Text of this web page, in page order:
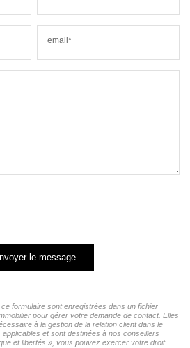
email*
le message
formulaire sont enregistrées dans un fichier
pour gérer votre demande de contact. Elles
à la gestion de la relation client dans le
et sont destinées à nos conseillers
et libertés », vous pouvez exercer votre droit